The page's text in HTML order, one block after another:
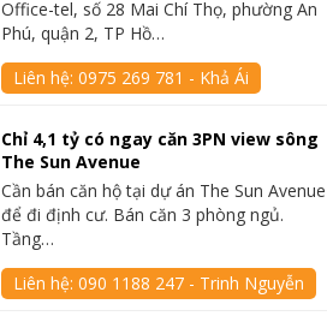
Office-tel, số 28 Mai Chí Thọ, phường An
Phú, quận 2, TP Hồ…
Liên hệ:0975 269 781 - Khả Ái
Chỉ 4,1 tỷ có ngay căn 3PN view sông
The Sun Avenue
Cần bán căn hộ tại dự án The Sun Avenue
để đi định cư. Bán căn 3 phòng ngủ.
Tầng…
Liên hệ:090 1188 247 - Trinh Nguyễn